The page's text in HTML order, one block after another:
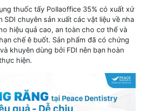
thuốc tẩy Pollaoffice 35% có xuất xứ
chuyên sản xuất các vật liệu về nha
hiệu quả cao, an toàn cho cơ thể và
chế ê buốt. Sản phẩm đã có chứng
khuyên dùng bởi FDI nên bạn hoàn
hiện.